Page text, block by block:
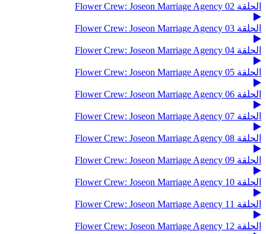
الحلقة 02 Flower Crew: Joseon Marriage Agency
الحلقة 03 Flower Crew: Joseon Marriage Agency
الحلقة 04 Flower Crew: Joseon Marriage Agency
الحلقة 05 Flower Crew: Joseon Marriage Agency
الحلقة 06 Flower Crew: Joseon Marriage Agency
الحلقة 07 Flower Crew: Joseon Marriage Agency
الحلقة 08 Flower Crew: Joseon Marriage Agency
الحلقة 09 Flower Crew: Joseon Marriage Agency
الحلقة 10 Flower Crew: Joseon Marriage Agency
الحلقة 11 Flower Crew: Joseon Marriage Agency
الحلقة 12 Flower Crew: Joseon Marriage Agency